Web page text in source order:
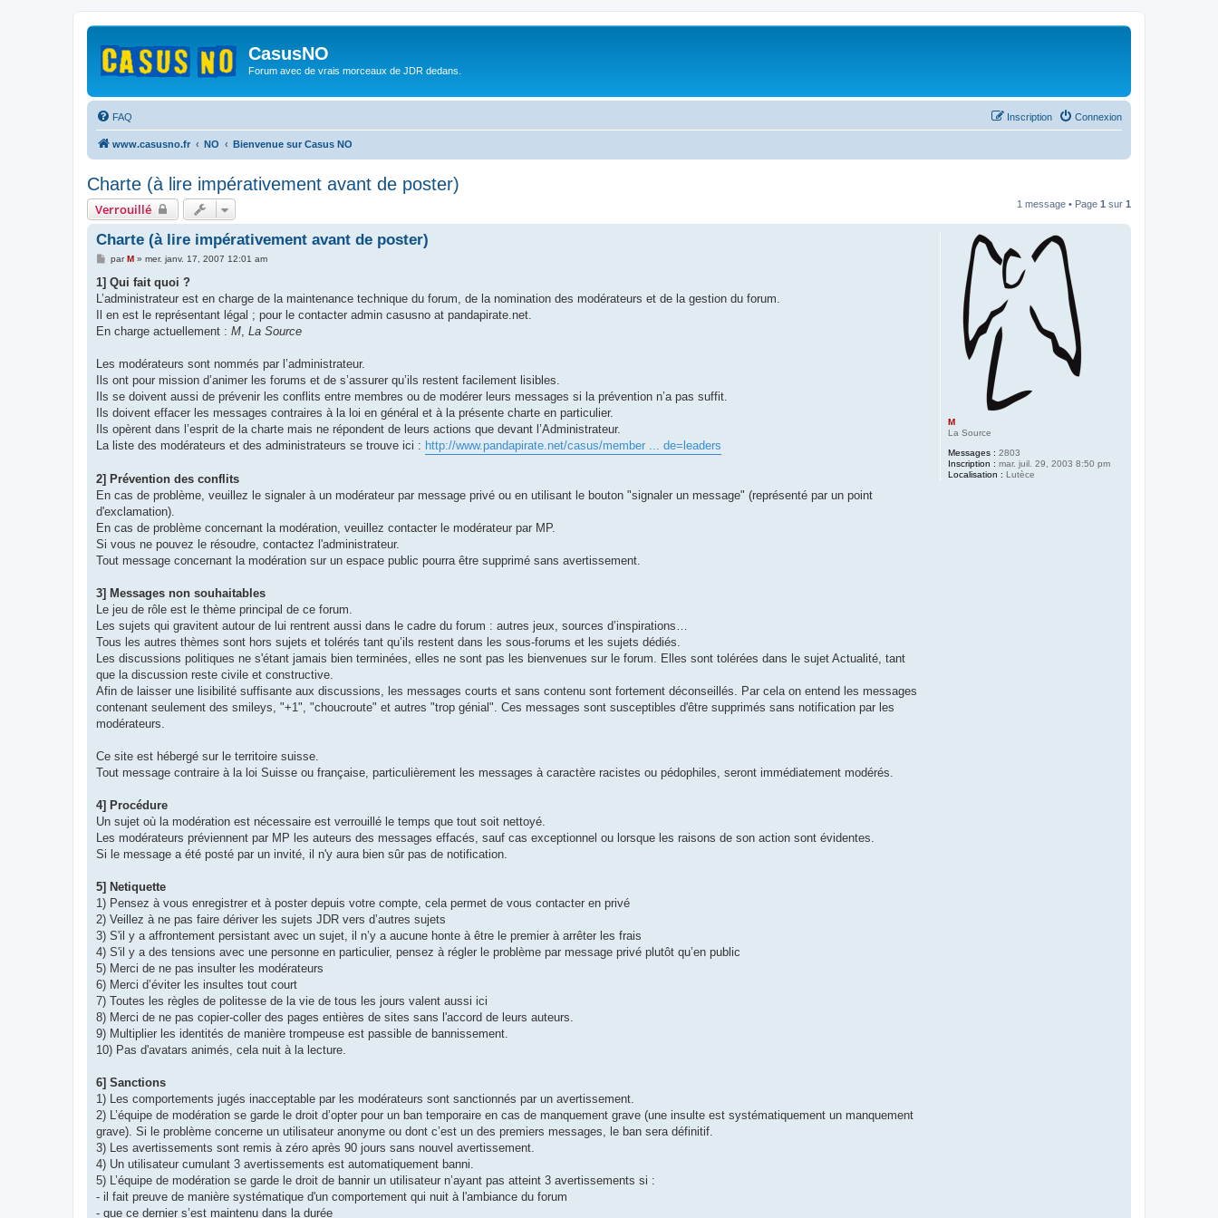
CasusNO
Forum avec de vrais morceaux de JDR dedans.
FAQ Connexion
Inscription
www.casusno.fr NO Bienvenue sur Casus NO
Charte (à lire impérativement avant de poster)
Verrouillé 1 message • Page 1 sur 1
M
La Source
Messages : 2803
Inscription : mar. juil. 29, 2003 8:50 pm
Localisation : Lutèce
Charte (à lire impérativement avant de poster)
M
s
a
g
parM» mer. janv. 17, 2007 12:01 am
1] Qui fait quoi ?
L’administrateur est en charge de la maintenance technique du forum, de la nomination des modérateurs et de la gestion du forum.
Il en est le représentant légal ; pour le contacter admin casusno at pandapirate.net.
En charge actuellement : M La Source
Les modérateurs sont nommés par l’administrateur.
Ils ont pour mission d’animer les forums et de s’assurer qu’ils restent facilement lisibles.
Ils se doivent aussi de prévenir les conflits entre membres ou de modérer leurs messages si la prévention n’a pas suffit.
Ils doivent effacer les messages contraires à la loi en général et à la présente charte en particulier.
Ils opèrent dans l’esprit de la charte mais ne répondent de leurs actions que devant l’Administrateur.
La liste des modérateurs et des administrateurs se trouve ici : http://www.pandapirate.net/casus/member ... de=leaders
2] Prévention des conflits
En cas de problème, veuillez le signaler à un modérateur par message privé ou en utilisant le bouton "signaler un message" (représenté par un point
d'exclamation).
En cas de problème concernant la modération, veuillez contacter le modérateur par MP.
Si vous ne pouvez le résoudre, contactez l'administrateur.
Tout message concernant la modération sur un espace public pourra être supprimé sans avertissement.
3] Messages non souhaitables
Le jeu de rôle est le thème principal de ce forum.
Les sujets qui gravitent autour de lui rentrent aussi dans le cadre du forum : autres jeux, sources d’inspirations…
Tous les autres thèmes sont hors sujets et tolérés tant qu’ils restent dans les sous-forums et les sujets dédiés.
Les discussions politiques ne s'étant jamais bien terminées, elles ne sont pas les bienvenues sur le forum. Elles sont tolérées dans le sujet Actualité, tant
que la discussion reste civile et constructive.
Afin de laisser une lisibilité suffisante aux discussions, les messages courts et sans contenu sont fortement déconseillés. Par cela on entend les messages
contenant seulement des smileys, "+1", "choucroute" et autres "trop génial". Ces messages sont susceptibles d'être supprimés sans notification par les
modérateurs.
Ce site est hébergé sur le territoire suisse.
Tout message contraire à la loi Suisse ou française, particulièrement les messages à caractère racistes ou pédophiles, seront immédiatement modérés.
4] Procédure
Un sujet où la modération est nécessaire est verrouillé le temps que tout soit nettoyé.
Les modérateurs préviennent par MP les auteurs des messages effacés, sauf cas exceptionnel ou lorsque les raisons de son action sont évidentes.
Si le message a été posté par un invité, il n'y aura bien sûr pas de notification.
5] Netiquette
1) Pensez à vous enregistrer et à poster depuis votre compte, cela permet de vous contacter en privé
2) Veillez à ne pas faire dériver les sujets JDR vers d’autres sujets
3) S'il y a affrontement persistant avec un sujet, il n’y a aucune honte à être le premier à arrêter les frais
4) S'il y a des tensions avec une personne en particulier, pensez à régler le problème par message privé plutôt qu’en public
5) Merci de ne pas insulter les modérateurs
6) Merci d’éviter les insultes tout court
7) Toutes les règles de politesse de la vie de tous les jours valent aussi ici
8) Merci de ne pas copier-coller des pages entières de sites sans l'accord de leurs auteurs.
9) Multiplier les identités de manière trompeuse est passible de bannissement.
10) Pas d'avatars animés, cela nuit à la lecture.
6] Sanctions
1) Les comportements jugés inacceptable par les modérateurs sont sanctionnés par un avertissement.
2) L’équipe de modération se garde le droit d’opter pour un ban temporaire en cas de manquement grave (une insulte est systématiquement un manquement
grave). Si le problème concerne un utilisateur anonyme ou dont c’est un des premiers messages, le ban sera définitif.
3) Les avertissements sont remis à zéro après 90 jours sans nouvel avertissement.
4) Un utilisateur cumulant 3 avertissements est automatiquement banni.
5) L’équipe de modération se garde le droit de bannir un utilisateur n’ayant pas atteint 3 avertissements si :
- il fait preuve de manière systématique d'un comportement qui nuit à l'ambiance du forum
- que ce dernier s’est maintenu dans la durée